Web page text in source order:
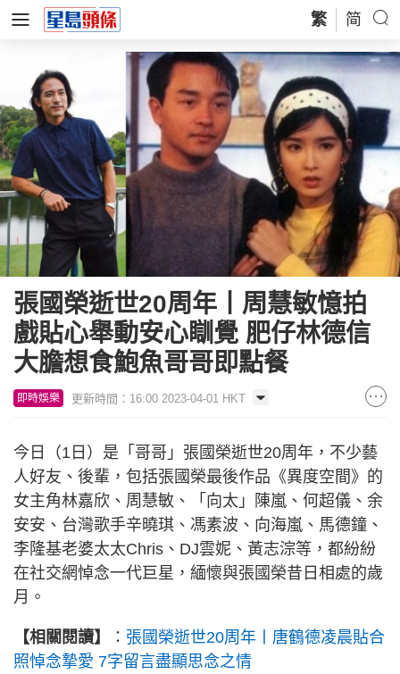
繁 简
張國榮逝世20周年丨周慧敏憶拍
戲貼心舉動安心瞓覺 肥仔林德信
大膽想食鮑魚哥哥即點餐
即時娛樂 更新時間：16:00 2023-04-01 HKT
今日（1日）是「哥哥」張國榮逝世20周年，不少藝
人好友、後輩，包括張國榮最後作品《異度空間》的
女主角林嘉欣、周慧敏、「向太」陳嵐、何超儀、余
安安、台灣歌手辛曉琪、馮素波、向海嵐、馬德鐘、
李隆基老婆太太Chris、DJ雲妮、黃志淙等，都紛紛
在社交網悼念一代巨星，緬懷與張國榮昔日相處的歲
月。
【相關閱讀】 ： 張國榮逝世20周年丨唐鶴德凌晨貼合
照悼念摯愛 7字留言盡顯思念之情